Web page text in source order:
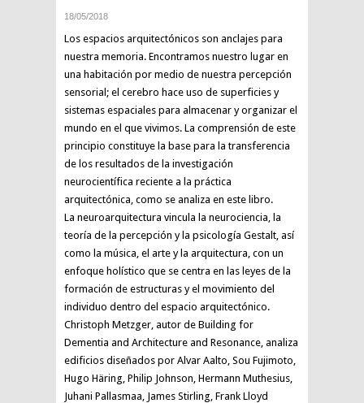
18/05/2018
Los espacios arquitectónicos son anclajes para
nuestra memoria. Encontramos nuestro lugar en
una habitación por medio de nuestra percepción
sensorial; el cerebro hace uso de superficies y
sistemas espaciales para almacenar y organizar el
mundo en el que vivimos. La comprensión de este
principio constituye la base para la transferencia
de los resultados de la investigación
neurocientífica reciente a la práctica
arquitectónica, como se analiza en este libro.
La neuroarquitectura vincula la neurociencia, la
teoría de la percepción y la psicología Gestalt, así
como la música, el arte y la arquitectura, con un
enfoque holístico que se centra en las leyes de la
formación de estructuras y el movimiento del
individuo dentro del espacio arquitectónico.
Christoph Metzger, autor de Building for
Dementia and Architecture and Resonance, analiza
edificios diseñados por Alvar Aalto, Sou Fujimoto,
Hugo Häring, Philip Johnson, Hermann Muthesius,
Juhani Pallasmaa, James Stirling, Frank Lloyd